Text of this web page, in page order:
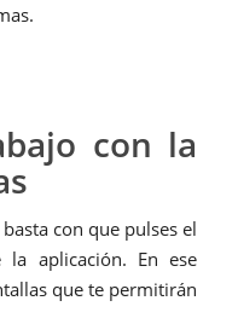
con la
con que pulses el
la aplicación. En ese
que te permitirán